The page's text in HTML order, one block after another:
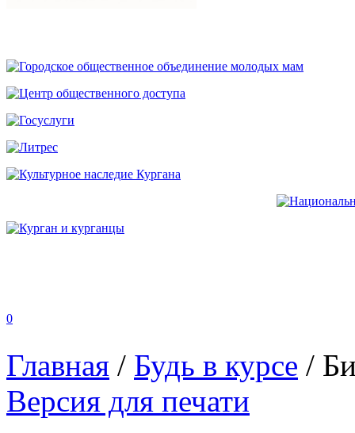
0
Главная / Будь в курсе /
Версия для печати